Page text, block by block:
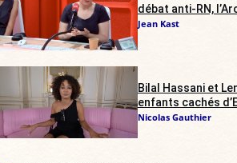
débat anti-RN,
Jean Kast
Bilal Hassani et
enfants cachés
Nicolas Gauthier